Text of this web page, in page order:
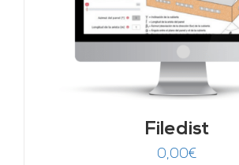
Filedist
0,00€